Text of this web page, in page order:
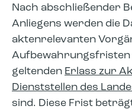
Nach abschließender
Anliegens werden die
aktenrelevanten
Aufbewahrungsfristen
geltenden Erlass zur
Dienststellen des
sind. Diese Frist